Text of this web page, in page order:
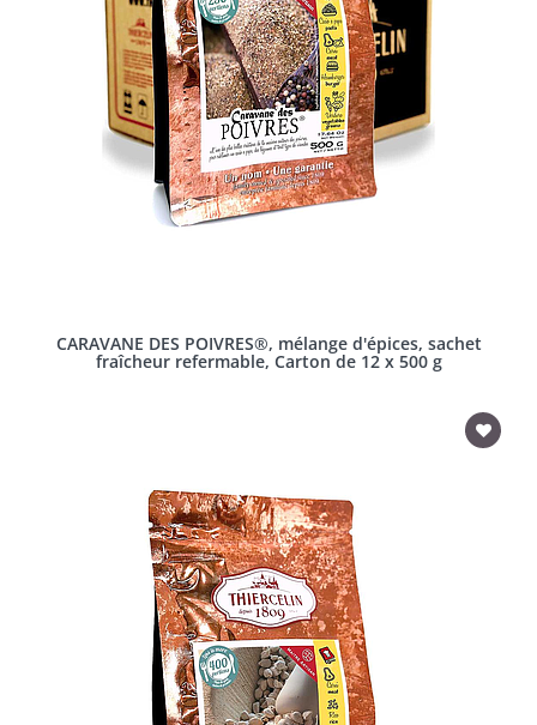
CARAVANE DES POIVRES®, mélange d'épices, sachet
fraîcheur refermable, Carton de 12 x 500 g